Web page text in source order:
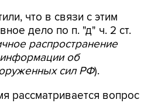
что в связи с этим
дело по п. "д" ч. 2 ст.
распространение
об
сил РФ).
рассматривается вопрос